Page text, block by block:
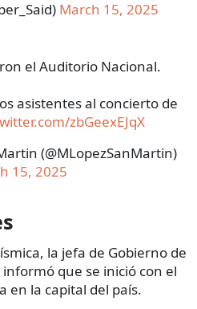
March 15, 2025
el Auditorio Nacional.
asistentes al concierto de
zbGeexEJqX
(@MLopezSanMartin)
15, 2025
la jefa de Gobierno de
que se inició con el
en la capital del país.